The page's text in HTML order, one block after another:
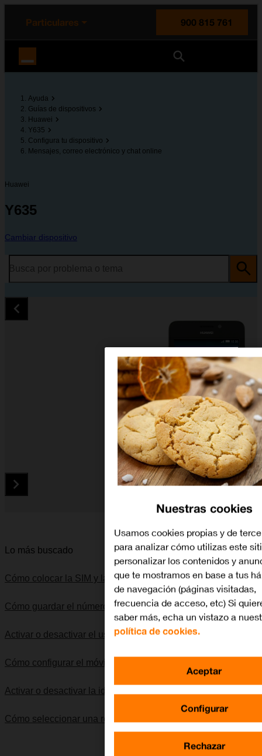
principal
la página
Particulares
900 815 761
Ayuda
Guías de dispositivos
Huawei
Y635
Configura tu dispositivo
Mensajes, correo electrónico y chat online
Huawei
Y635
Cambiar dispositivo
Diapositiva 1 de 5. Huawei Y635 - Black - imagen 1
Lo más buscado
Cómo colocar la SIM y la batería
Cómo guardar el número del contestador
Activar o desactivar el uso del código PIN
Cómo configurar el móvil para internet
Activar o desactivar la identificación de llamadas
Cómo seleccionar una red
Nuestras cookies
Usamos cookies propias y de
para analizar cómo utilizas este
personalizar los contenidos y
que te mostramos en base a tus
de navegación (páginas visitadas,
frecuencia de acceso, etc) Si
saber más, echa un vistazo a
política de cookies.
Configurar
Rechazar
Aceptar